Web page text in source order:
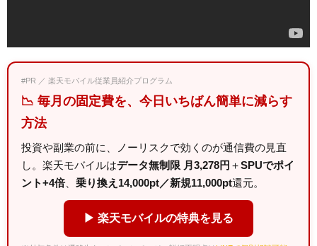
#PR ／ 楽天モバイル従業員紹介プログラム
📉 毎月の固定費を、今日いちばん簡単に減らす
方法
投資や副業の前に、ノーリスクで効くのが通信費の見直
し。楽天モバイルはデータ無制限 月3,278円 ＋SPUでポイ
ント+4倍
乗り換え14,000pt／新規11,000pt還元。
▶ 楽天モバイルの特典を見る